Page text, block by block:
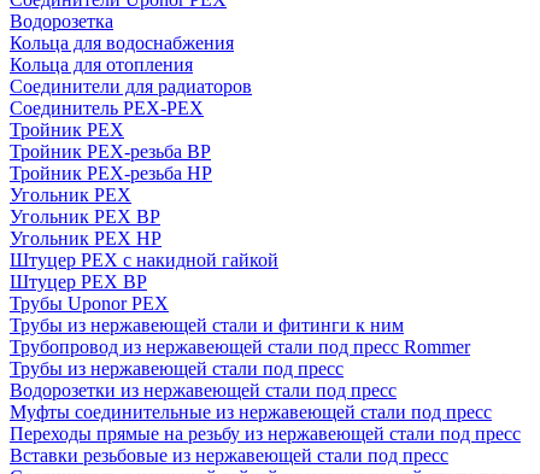
Водорозетка
Кольца для водоснабжения
Кольца для отопления
Соединители для радиаторов
Соединитель PEX-PEX
Тройник PEX
Тройник PEX-резьба ВР
Тройник PEX-резьба НР
Угольник PEX
Угольник PEX ВР
Угольник PEX НР
Штуцер PEX c накидной гайкой
Штуцер PEX ВР
Трубы Uponor PEX
Трубы из нержавеющей стали и фитинги к ним
Трубопровод из нержавеющей стали под пресс Rommer
Трубы из нержавеющей стали под пресс
Водорозетки из нержавеющей стали под пресс
Муфты соединительные из нержавеющей стали под пресс
Переходы прямые на резьбу из нержавеющей стали под пресс
Вставки резьбовые из нержавеющей стали под пресс